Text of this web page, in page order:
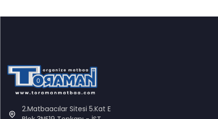
2.Matbaacılar Sitesi 5.Kat E